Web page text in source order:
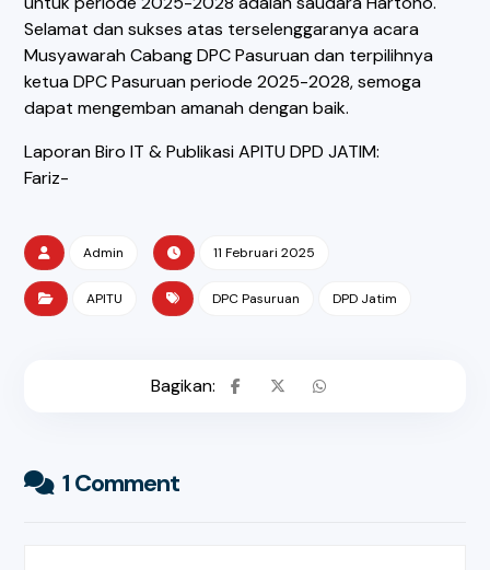
Selamat dan sukses atas terselenggaranya acara
Musyawarah Cabang DPC Pasuruan dan terpilihnya
ketua DPC Pasuruan periode 2025-2028, semoga
dapat mengemban amanah dengan baik.
Laporan Biro IT & Publikasi APITU DPD JATIM:
Fariz-
Admin 11 Februari 2025
APITU DPC Pasuruan DPD Jatim
1 Comment